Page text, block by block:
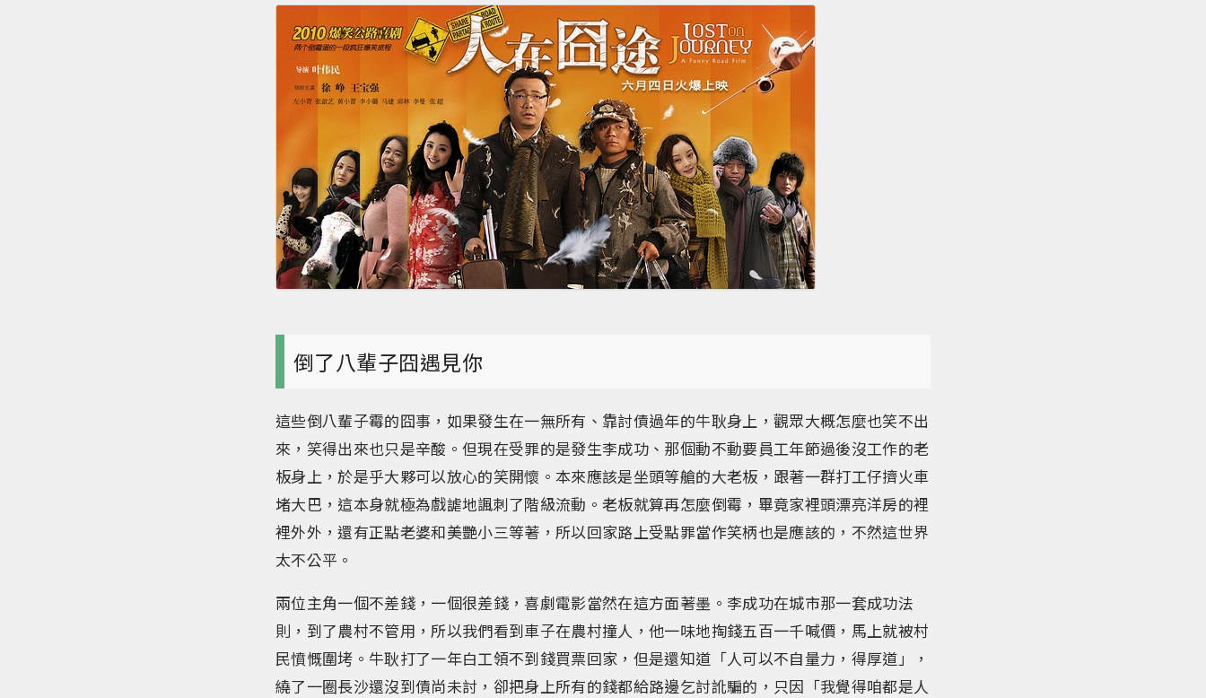
倒了八輩子囧遇見你
這些倒八輩子霉的囧事，如果發生在一無所有、靠討債過年的牛耿身上，觀眾大概怎麼也笑不出
來，笑得出來也只是辛酸。但現在受罪的是發生李成功、那個動不動要員工年節過後沒工作的老
板身上，於是乎大夥可以放心的笑開懷。本來應該是坐頭等艙的大老板，跟著一群打工仔擠火車
堵大巴，這本身就極為戲謔地諷刺了階級流動。老板就算再怎麼倒霉，畢竟家裡頭漂亮洋房的裡
裡外外，還有正點老婆和美艷小三等著，所以回家路上受點罪當作笑柄也是應該的，不然這世界
太不公平。
兩位主角一個不差錢，一個很差錢，喜劇電影當然在這方面著墨。李成功在城市那一套成功法
則，到了農村不管用，所以我們看到車子在農村撞人，他一味地掏錢五百一千喊價，馬上就被村
民憤慨圍㘼。牛耿打了一年白工領不到錢買票回家，但是還知道「人可以不自量力，得厚道」，
繞了一圈長沙還沒到債尚未討，卻把身上所有的錢都給路邊乞討訛騙的，只因「我覺得咱都是人